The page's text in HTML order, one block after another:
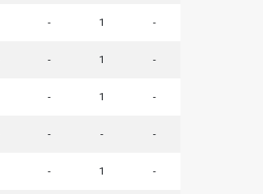
- 1 -
- 1 -
- 1 -
- - -
- 1 -